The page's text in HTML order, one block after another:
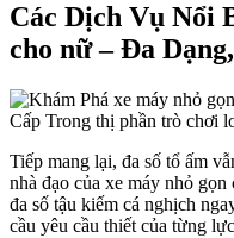
Các Dịch Vụ Nổi
cho nữ – Đa
Tiếp mang lại, đa số tổ ấm
nhà đạo của xe máy nhỏ
đa số tậu kiếm cá nghịch
cầu yêu cầu thiết của từng